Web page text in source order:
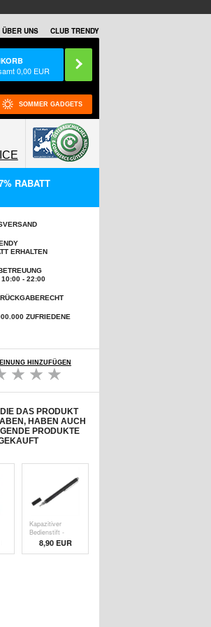
ÜBER UNS CLUB TRENDY
0,00 EUR
SOMMER GADGETS
RABATT
ERHALTEN
10:00 - 22:00
ZUFRIEDENE
HINZUFÜGEN
DAS PRODUKT
HABEN AUCH
PRODUKTE
Kapazitiver
Bedienstift -
Schw8,90 EUR